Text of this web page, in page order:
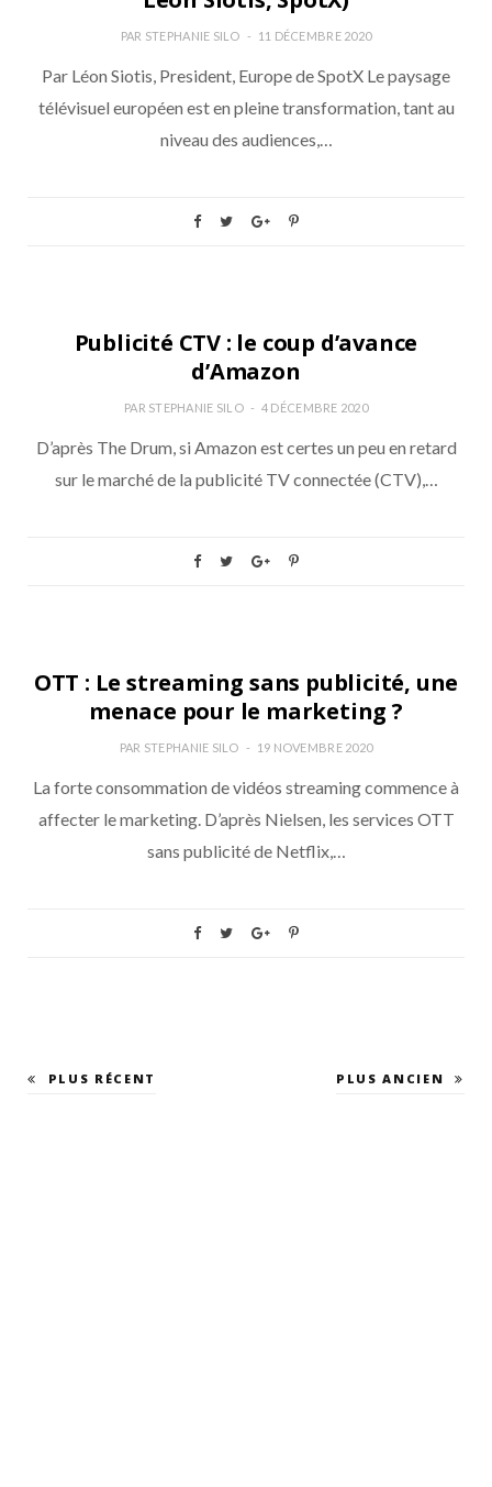
PAR STEPHANIE SILO 11 DÉCEMBRE 2020
Par Léon Siotis, President, Europe de SpotX Le paysage
télévisuel européen est en pleine transformation, tant au
niveau des audiences,…
Publicité CTV : le coup d’avance
d’Amazon
PAR STEPHANIE SILO 4 DÉCEMBRE 2020
D’après The Drum, si Amazon est certes un peu en retard
sur le marché de la publicité TV connectée (CTV),…
OTT : Le streaming sans publicité, une
menace pour le marketing ?
PAR STEPHANIE SILO 19 NOVEMBRE 2020
La forte consommation de vidéos streaming commence à
affecter le marketing. D’après Nielsen, les services OTT
sans publicité de Netflix,…
PLUS RÉCENT PLUS ANCIEN